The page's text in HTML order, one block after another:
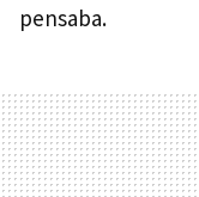
pensaba.